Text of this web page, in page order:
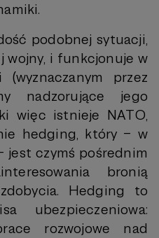
podobnej sytuacji,
wojny, i funkcjonuje w
przez
nadzorujące jego
więc istnieje NATO,
hedging, który – w
jest czymś pośrednim
bronią
Hedging to
ubezpieczeniowa:
rozwojowe nad